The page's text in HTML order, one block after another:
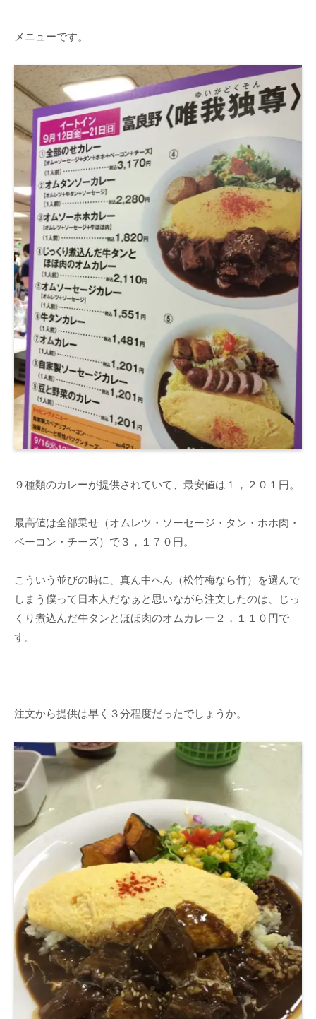
メニューです。
９種類のカレーが提供されていて、最安値は１，２０１円。
最高値は全部乗せ（オムレツ・ソーセージ・タン・ホホ肉・
ベーコン・チーズ）で３，１７０円。
こういう並びの時に、真ん中へん（松竹梅なら竹）を選んで
しまう僕って日本人だなぁと思いながら注文したのは、じっ
くり煮込んだ牛タンとほほ肉のオムカレー２，１１０円で
す。
注文から提供は早く３分程度だったでしょうか。